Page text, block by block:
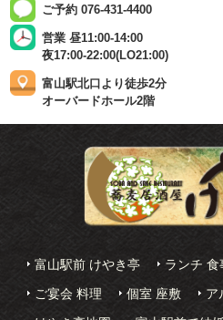
ご予約 076-431-4400
営業 昼11:00-14:00
夜17:00-22:00(LO21:00)
富山駅北口より徒歩2分
オーバードホール2階
富山駅前 けやき亭 ランチ 食
ご宴会 料理 個室 座敷 ア